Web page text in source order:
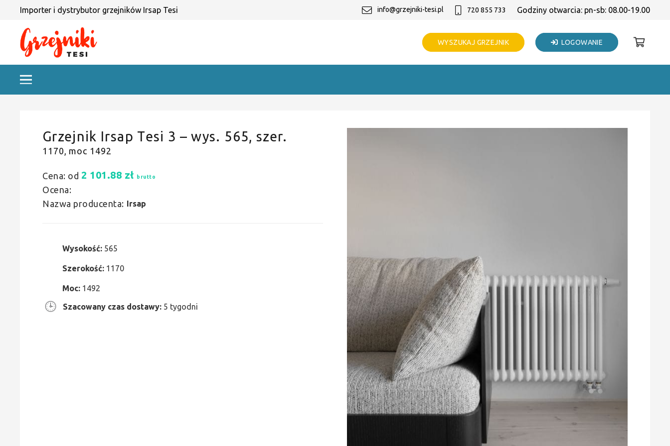
Importer i dystrybutor grzejników Irsap Tesi info@grzejniki-tesi.pl 720 855 733 Godziny otwarcia: pn-sb: 08.00-19.00
WYSZUKAJ GRZEJNIK LOGOWANIE
Grzejnik Irsap Tesi 3 – wys. 565, szer.
1170, moc 1492
Cena: od 2 101.88 zł brutto
Ocena:
Nazwa producenta: Irsap
Wysokość: 565
Szerokość: 1170
Moc: 1492
Szacowany czas dostawy: 5 tygodni